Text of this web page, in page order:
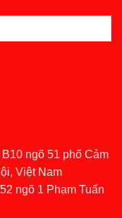
B10 ngõ 51 phố Cảm
Việt Nam
ngõ 1 Phạm Tuấn